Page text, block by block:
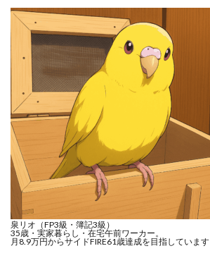
泉リオ（FP3級・簿記3級）
35歳・実家暮らし・在宅午前ワーカー。
月8.9万円からサイドFIRE61歳達成を目指しています